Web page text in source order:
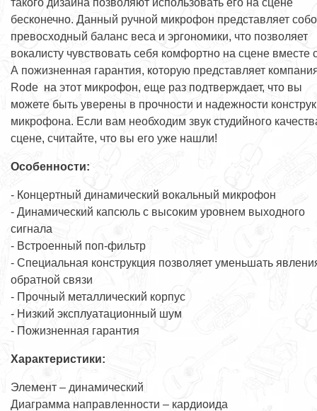
такого дизайна позволяют использовать его на сцене
бесконечно. Данный ручной микрофон представляет
превосходный баланс веса и эргономики, что позволяет
вокалисту чувствовать себя комфортно на сцене вместе
А пожизненная гарантия, которую представляет
Rode на этот микрофон, еще раз подтверждает, что вы
можете быть уверены в прочности и надежности
микрофона. Если вам необходим звук студийного
сцене, считайте, что вы его уже нашли!
Особенности:
- Концертный динамический вокальный микрофон
- Динамический капсюль с высоким уровнем выходного
сигнала
- Встроенный поп-фильтр
- Специальная конструкция позволяет уменьшать
обратной связи
- Прочный металлический корпус
- Низкий эксплуатационный шум
- Пожизненная гарантия
Характеристики:
Элемент – динамический
Диаграмма направленности – кардиоида